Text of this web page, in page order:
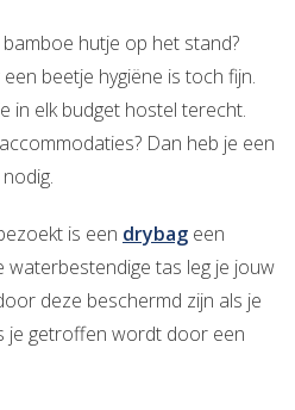
bamboe hutje op het stand?
beetje hygiëne is toch fijn.
in elk budget hostel terecht.
Dan heb je een
is een drybag een
tas leg je jouw
deze beschermd zijn als je
je getroffen wordt door een